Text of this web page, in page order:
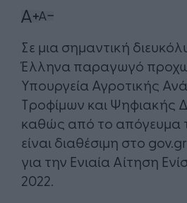
​Σε μια σημαντική
Έλληνα παραγωγό
Υπουργεία Αγροτικής
Τροφίμων και Ψηφιακής
καθώς από το απόγευμα
είναι διαθέσιμη στο
για την Ενιαία Αίτηση
2022.